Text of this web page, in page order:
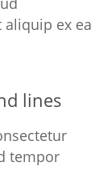
ex ea
lines
tempor